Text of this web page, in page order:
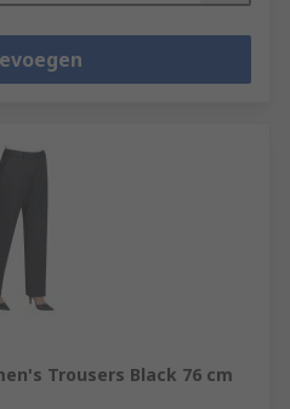
Trousers Black 76 cm